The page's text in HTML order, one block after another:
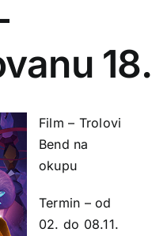
Film – Trolovi
Bend na
okupu
Termin – od
02. do 08.11.